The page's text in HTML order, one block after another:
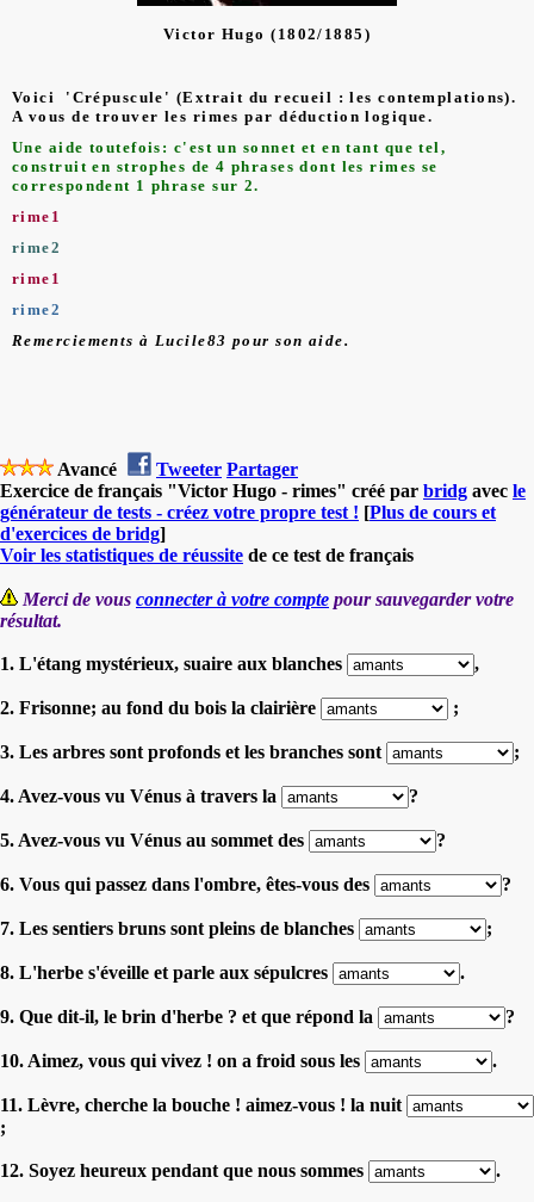
Victor Hugo (1802/1885)
Voici ' Crépuscule' (Extrait du recueil : les contemplations).
A vous de trouver les rimes par déduction logique.
Une aide toutefois: c'est un sonnet et en tant que tel,
construit en strophes de 4 phrases dont les rimes se
correspondent 1 phrase sur 2.
rime1
rime2
rime1
rime2
Remerciements à Lucile83 pour son aide.
Avancé Tweeter Partager
Exercice de français "Victor Hugo - rimes" créé par bridg avec le
générateur de tests - créez votre propre test ! [Plus de cours et
d'exercices de bridg]
Voir les statistiques de réussite de ce test de français
Merci de vous connecter à votre compte pour sauvegarder votre
résultat.
1. L'étang mystérieux, suaire aux blanches ,
2. Frisonne; au fond du bois la clairière ;
3. Les arbres sont profonds et les branches sont ;
4. Avez-vous vu Vénus à travers la ?
5. Avez-vous vu Vénus au sommet des ?
6. Vous qui passez dans l'ombre, êtes-vous des ?
7. Les sentiers bruns sont pleins de blanches ;
8. L'herbe s'éveille et parle aux sépulcres .
9. Que dit-il, le brin d'herbe ? et que répond la ?
10. Aimez, vous qui vivez ! on a froid sous les .
11. Lèvre, cherche la bouche ! aimez-vous ! la nuit
;
12. Soyez heureux pendant que nous sommes .